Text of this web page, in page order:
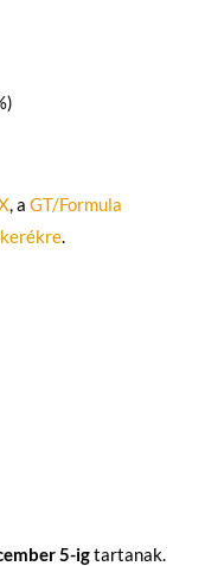
, aGT/Formula
5-igtartanak.